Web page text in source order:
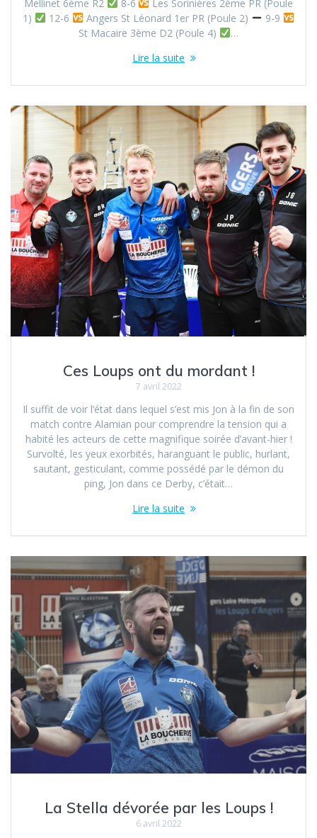
Mellinet 6ème R2 8-6
Les Sorinières 2ème PR (Poule
1)
12-6 Angers St Léonard 1er PR (Poule 2)
9-9
St Macaire 3ème D2 (Poule 4)
…
Lire la suite
Ces Loups ont du mordant !
7 avril 2022
Il suffit de voir l’état dans lequel s’est mis Jon à la fin de son
match contre Alamian pour comprendre la tension qui a
habité les acteurs de cette magnifique soirée d’avant-hier !
Survolté, les yeux exorbités, haranguant le public, hurlant,
sautant, gesticulant, comme possédé par le démon du
ping, Jon dans ce Derby, c’était…
Lire la suite
La Stella dévorée par les Loups !
6 avril 2022